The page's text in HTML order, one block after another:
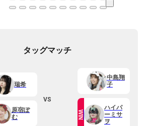
タッグマッチ
瑞希
原宿ぽ
む
VS
中島翔
子
WIN
ハイパ
ーミサ
ヲ